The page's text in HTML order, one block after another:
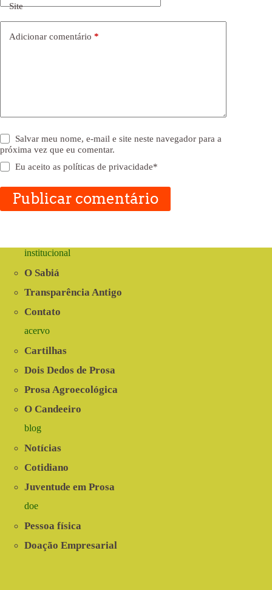
Site
Adicionar comentário *
Salvar meu nome, e-mail e site neste navegador para a
próxima vez que eu comentar.
Eu aceito aspolíticas de privacidade*
Publicar comentário
institucional
O Sabiá
Transparência Antigo
Contato
acervo
Cartilhas
Dois Dedos de Prosa
Prosa Agroecológica
O Candeeiro
blog
Notícias
Cotidiano
Juventude em Prosa
doe
Pessoa física
Doação Empresarial